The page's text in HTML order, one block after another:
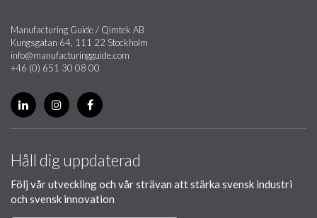
Manufacturing Guide / Qimtek AB
Kungsgatan 64, 111 22 Stockholm
info@manufacturingguide.com
+46 (0) 651 30 08 00
Håll dig uppdaterad
Följ vår utveckling och vår strävan att stärka svensk industri
och svensk innovation